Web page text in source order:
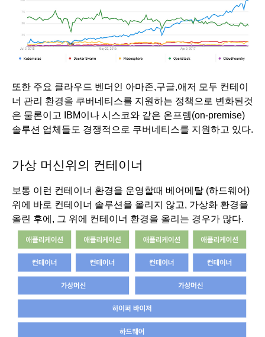
또한 주요 클라우드 벤더인 아마존,구글,애저 모두 컨테이
너 관리 환경을 쿠버네티스를 지원하는 정책으로 변화된것
은 물론이고 IBM이나 시스코와 같은 온프렘(on-premise)
가상 머신위의 컨테이너
보통 이런 컨테이너 환경을 운영할때 베어메탈 (하드웨어)
위에 바로 컨테이너 솔루션을 올리지 않고, 가상화 환경을
올린 후에, 그 위에 컨테이너 환경을 올리는 경우가 많다.